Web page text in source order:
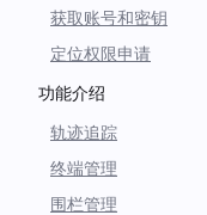
获取账号和密钥
定位权限申请
功能介绍
轨迹追踪
终端管理
围栏管理